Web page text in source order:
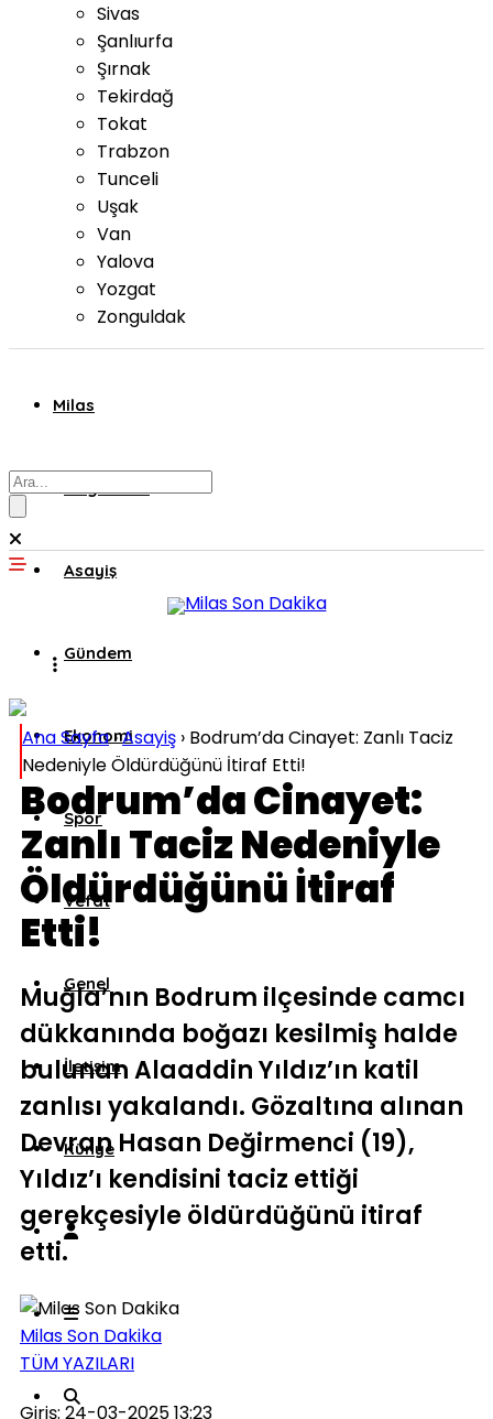
Sivas
Şanlıurfa
Şırnak
Tekirdağ
Tokat
Trabzon
Tunceli
Uşak
Van
Yalova
Yozgat
Zonguldak
Milas
Muğla’dan
Asayiş
Gündem
Ekonomi
Spor
Vefat
Genel
İletişim
Künye
Ana Sayfa›Asayiş › Bodrum’da Cinayet: Zanlı Taciz
Nedeniyle Öldürdüğünü İtiraf Etti!
Bodrum’da Cinayet:
Zanlı Taciz Nedeniyle
Öldürdüğünü İtiraf
Etti!
Muğla’nın Bodrum ilçesinde camcı
dükkanında boğazı kesilmiş halde
bulunan Alaaddin Yıldız’ın katil
zanlısı yakalandı. Gözaltına alınan
Devran Hasan Değirmenci (19),
Yıldız’ı kendisini taciz ettiği
gerekçesiyle öldürdüğünü itiraf
etti.
Milas Son Dakika
TÜM YAZILARI
Giriş: 24-03-2025 13:23